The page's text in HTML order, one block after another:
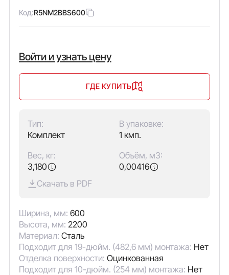
Код:R5NM2BBS600
Войти и узнать цену
ГДЕ КУПИТЬ
Тип:
Комплект
В упаковке:
1 кмп.
Вес, кг:
3,180
Объём, м3:
0,00416
Скачать в PDF
Ширина, мм: 600
Высота, мм: 2200
Материал: Сталь
Подходит для 19-дюйм. (482,6 мм) монтажа: Нет
Отделка поверхности: Оцинкованная
Подходит для 10-дюйм. (254 мм) монтажа: Нет